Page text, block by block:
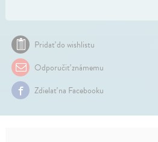
Pridať do wishlistu
Odporučiť známemu
Zdielať na Facebooku